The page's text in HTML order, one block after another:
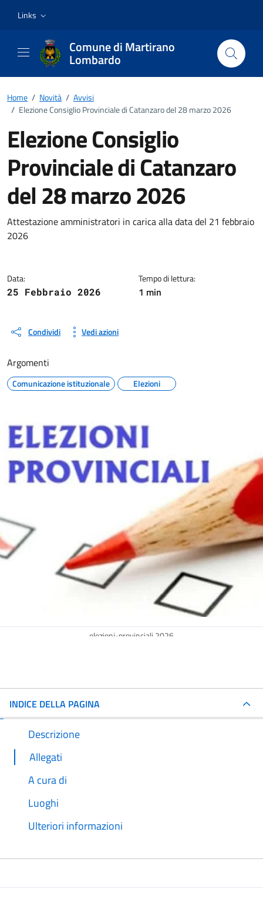
Links
Comune di Martirano
Lombardo
Home / Novità / Avvisi
/ Elezione Consiglio Provinciale di Catanzaro del 28 marzo 2026
Elezione Consiglio
Provinciale di Catanzaro
del 28 marzo 2026
Dettagli della notizia
Attestazione amministratori in carica alla data del 21 febbraio
2026
Data:
25 Febbraio 2026
Tempo di lettura:
1 min
Condividi Vedi azioni
Argomenti
Comunicazione istituzionale Elezioni
elezioni-provinciali 2026
INDICE DELLA PAGINA
Descrizione
Allegati
A cura di
Luoghi
Ulteriori informazioni